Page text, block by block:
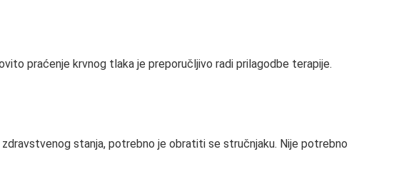
praćenje krvnog tlaka je preporučljivo radi prilagodbe terapije.
stanja, potrebno je obratiti se stručnjaku. Nije potrebno